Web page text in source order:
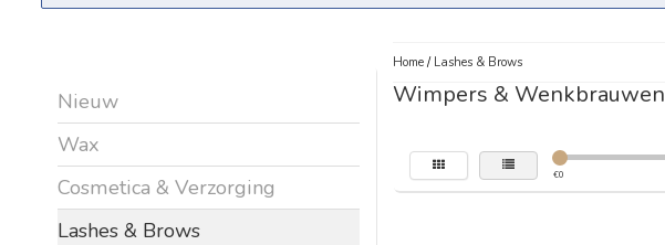
Nieuw
Wax
Cosmetica & Verzorging
Lashes & Brows
Home/ Lashes & Brows
Wimpers & Wenkbrauwen
€0